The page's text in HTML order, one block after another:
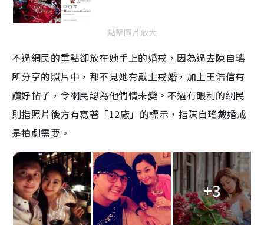
點擊圖片放大
不過網民的重點卻放在她手上的婚戒，因為過去陳自瑤
所分享的照片中，都不見她有戴上戒婚，加上王浩信有
讚好帖子，令網民認為他們情未變。不過有眼利的網民
則指照片後方有寫著「12廠」的標示，指陳自瑤戴婚戒
是拍劇需要。
+3